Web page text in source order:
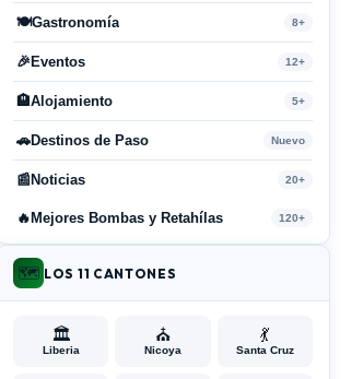
🍽️Gastronomía 8+
🎉 Eventos 12+
🏨Alojamiento 5+
🚗Destinos de Paso Nuevo
📰 Noticias 20+
🔥 Mejores Bombas y Retahílas 120+
🗺️ LOS 11 CANTONES
🏛️
Liberia
⛪
Nicoya
💃
Santa Cruz